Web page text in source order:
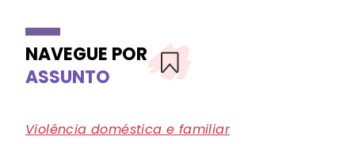
NAVEGUE POR
ASSUNTO
Violência doméstica e familiar